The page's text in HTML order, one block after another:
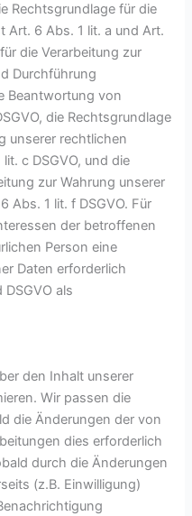
Rechtsgrundlage für die
Art. 6 Abs. 1 lit. a und Art.
die Verarbeitung zur
Durchführung
Beantwortung von
die Rechtsgrundlage
unserer rechtlichen
c DSGVO, und die
zur Wahrung unserer
Abs. 1 lit. f DSGVO. Für
der betroffenen
Person eine
Daten erforderlich
als
den Inhalt unserer
Wir passen die
die Änderungen der von
dies erforderlich
durch die Änderungen
(z.B. Einwilligung)